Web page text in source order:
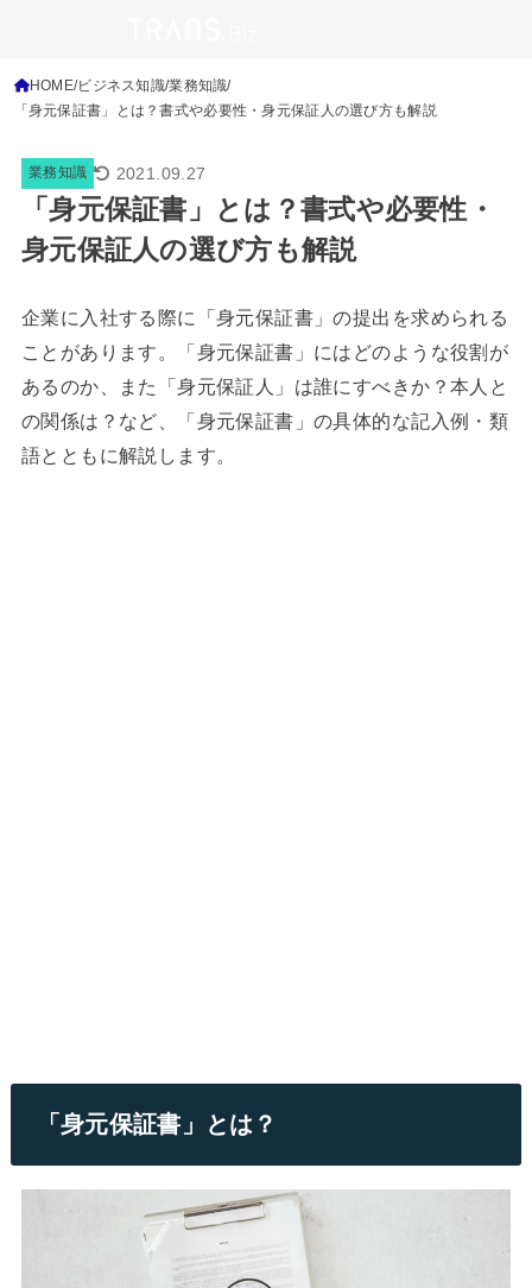
HOME ビジネス知識 業務知識
「身元保証書」とは？書式や必要性・身元保証人の選び方も解説
業務知識 2021.09.27
「身元保証書」とは？書式や必要性・
身元保証人の選び方も解説
企業に入社する際に「身元保証書」の提出を求められる
ことがあります。「身元保証書」にはどのような役割が
あるのか、また「身元保証人」は誰にすべきか？本人と
の関係は？など、「身元保証書」の具体的な記入例・類
語とともに解説します。
「身元保証書」とは？